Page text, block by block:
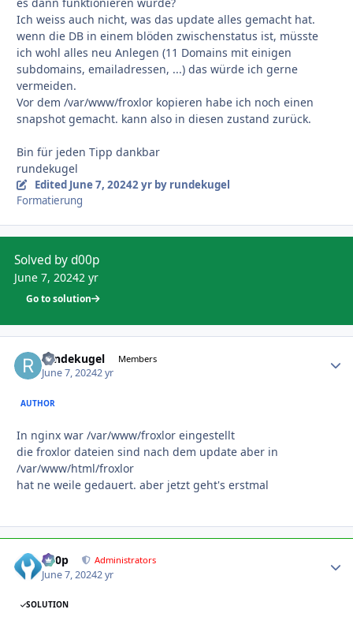
es dann funktionieren würde?
Ich weiss auch nicht, was das update alles gemacht hat.
wenn die DB in einem blöden zwischenstatus ist, müsste
ich wohl alles neu Anlegen (11 Domains mit einigen
subdomains, emailadressen, ...) das würde ich gerne
vermeiden.
Vor dem /var/www/froxlor kopieren habe ich noch einen
snapshot gemacht. kann also in diesen zustand zurück.
Bin für jeden Tipp dankbar
rundekugel
Edited June 7, 20242 yrby rundekugel
Formatierung
Solved by d00p
June 7, 20242 yr
Go to solution
rundekugel Members
June 7, 20242 yr
AUTHOR
In nginx war /var/www/froxlor eingestellt
die froxlor dateien sind nach dem update aber in
/var/www/html/froxlor
hat ne weile gedauert. aber jetzt geht's erstmal
d00p Administrators
June 7, 20242 yr
SOLUTION